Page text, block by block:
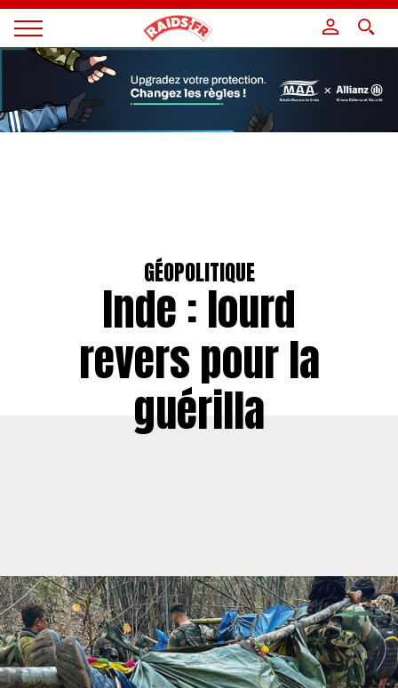
Magazine
Raids
GÉOPOLITIQUE
Inde : lourd
revers pour la
guérilla
Panneau de gestion des cookies